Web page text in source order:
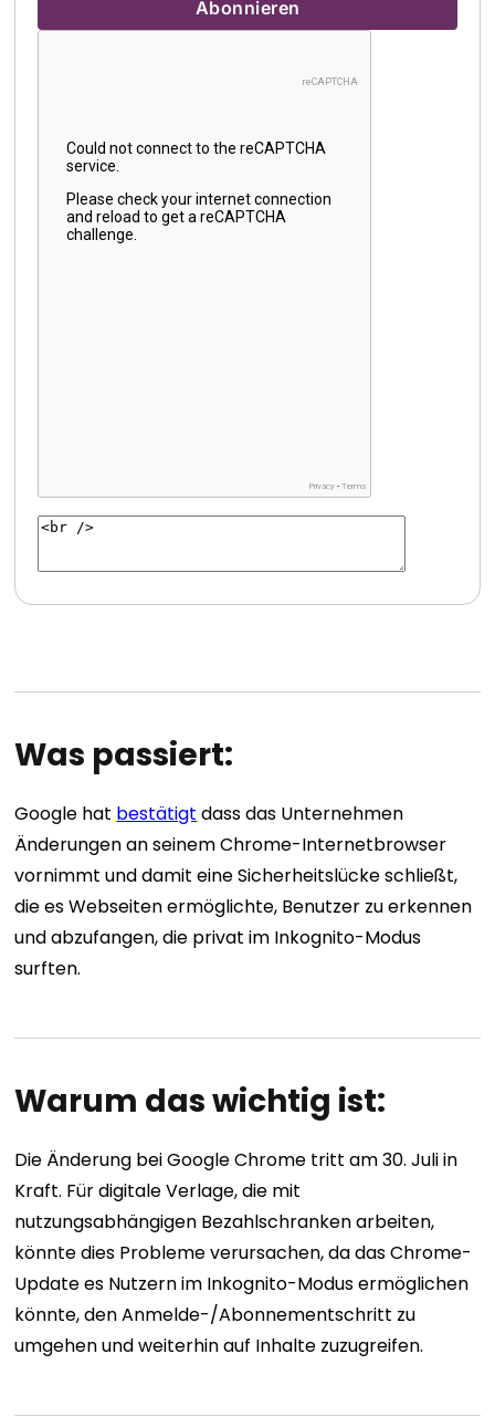
Was passiert:
Google hat bestätigt dass das Unternehmen
Änderungen an seinem Chrome-Internetbrowser
vornimmt und damit eine Sicherheitslücke schließt,
die es Webseiten ermöglichte, Benutzer zu erkennen
und abzufangen, die privat im Inkognito-Modus
surften.
Warum das wichtig ist:
Die Änderung bei Google Chrome tritt am 30. Juli in
Kraft. Für digitale Verlage, die mit
nutzungsabhängigen Bezahlschranken arbeiten,
könnte dies Probleme verursachen, da das Chrome-
Update es Nutzern im Inkognito-Modus ermöglichen
könnte, den Anmelde-/Abonnementschritt zu
umgehen und weiterhin auf Inhalte zuzugreifen.